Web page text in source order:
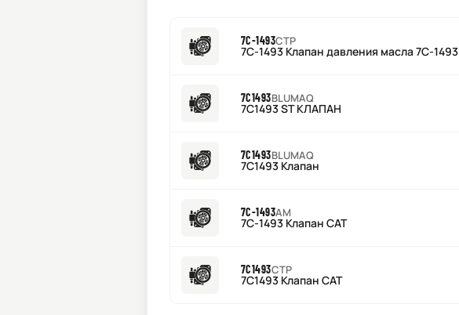
7C-1493CTP
7C-1493 Клапан давления масла 7C-1493
7C1493BLUMAQ
7C1493 ST КЛАПАН
7C1493BLUMAQ
7C1493 Клапан
7C-1493AM
7C-1493 Клапан CAT
7C1493CTP
7C1493 Клапан CAT